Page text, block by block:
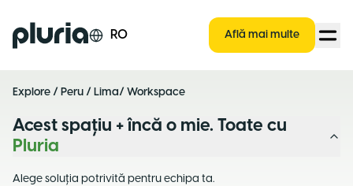
Logo Pluria RO Află mai multe
Explore / Peru / Lima/ Workspace
Acest spațiu + încă o mie. Toate cu
Pluria
Alege soluția potrivită pentru echipa ta.